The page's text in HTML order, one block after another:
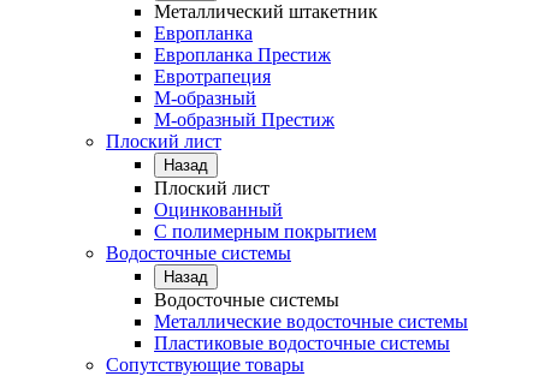
Металлический штакетник
Европланка
Европланка Престиж
Евротрапеция
М-образный
М-образный Престиж
Плоский лист
Назад
Плоский лист
Оцинкованный
С полимерным покрытием
Водосточные системы
Назад
Водосточные системы
Металлические водосточные системы
Пластиковые водосточные системы
Сопутствующие товары